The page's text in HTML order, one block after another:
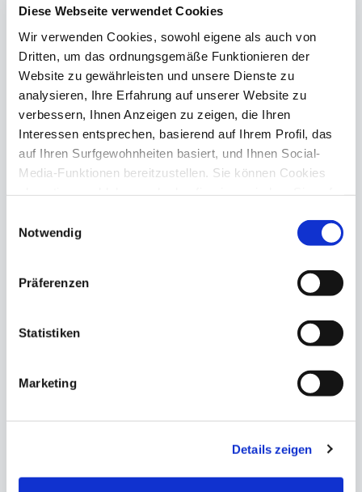
Diese Webseite verwendet Cookies
Wir verwenden Cookies, sowohl eigene als auch von
Dritten, um das ordnungsgemäße Funktionieren der
Website zu gewährleisten und unsere Dienste zu
analysieren, Ihre Erfahrung auf unserer Website zu
verbessern, Ihnen Anzeigen zu zeigen, die Ihren
Interessen entsprechen, basierend auf Ihrem Profil, das
auf Ihren Surfgewohnheiten basiert, und Ihnen Social-
Media-Funktionen bereitzustellen. Sie können Cookies
Informationen zur Verwendung von Cookies finden Sie in
, die im Footer dieser Website
Notwendig
Präferenzen
Statistiken
Marketing
Details zeigen
Planenaufroller
Sommerabdeckplanen für
Winterabdeckungen für
Rechteckbecken
Winterabdeckungen für